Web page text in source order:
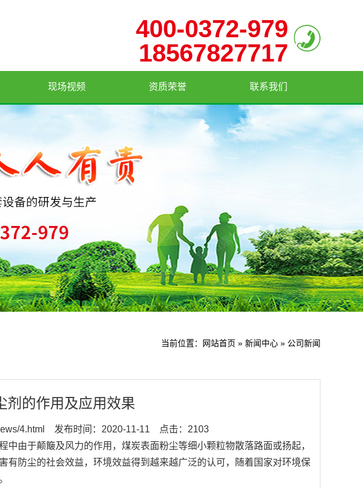
400-0372-979
18567827717
现场视频 资质荣誉 联系我们
当前位置： 网站首页 » 新闻中心 » 公司新闻
剂的作用及应用效果
4.html 发布时间：2020-11-11
点击：2103
中由于颠簸及风力的作用，煤炭表面粉尘等细小颗粒物散落路面或扬起，
有防尘的社会效益，环境效益得到越来越广泛的认可，随着国家对环境保